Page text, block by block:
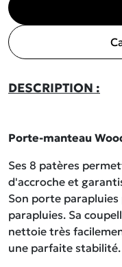
DESCRIPTION :
Porte-manteau
Ses 8 patères
d'accroche et
Son porte
parapluies. Sa
nettoie très
une parfaite